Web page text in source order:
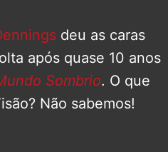
deu as caras
após quase 10 anos
Sombrio. O que
Não sabemos!